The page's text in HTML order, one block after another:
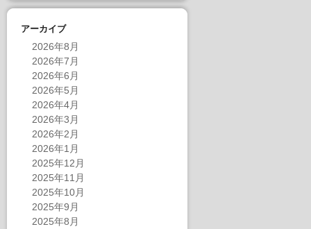
アーカイブ
2026年8月
2026年7月
2026年6月
2026年5月
2026年4月
2026年3月
2026年2月
2026年1月
2025年12月
2025年11月
2025年10月
2025年9月
2025年8月